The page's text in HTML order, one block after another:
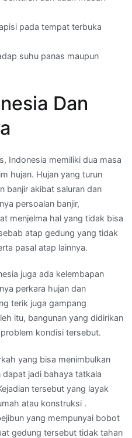
pada tempat terbuka
suhu panas maupun
Dan
Indonesia memiliki dua masa
hujan. Hujan yang turun
banjir akibat saluran dan
persoalan banjir,
menjelma hal yang tidak bisa
atap gedung yang tidak
pasal atap lainnya.
juga ada kelembapan
perkara hujan dan
terik juga gampang
itu, bangunan yang didirikan
kondisi tersebut.
yang bisa menimbulkan
jadi bahaya tatkala
tersebut yang layak
atau konstruksi .
yang mempunyai bobot
gedung tersebut tidak tahan